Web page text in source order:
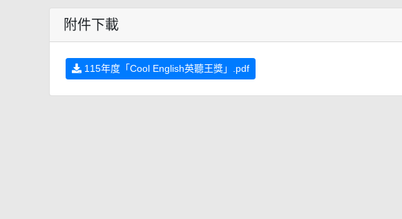
附件下載
115年度「Cool English英聽王獎」.pdf